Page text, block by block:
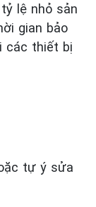
lệ nhỏ sản
gian bảo
các thiết bị
tự ý sửa